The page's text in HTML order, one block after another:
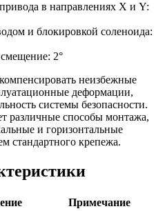
в направлениях X и Y:
и блокировкой соленоида:
2°
неизбежные
деформации,
системы безопасности.
различные способы монтажа,
и горизонтальные
стандартного крепежа.
Примечание